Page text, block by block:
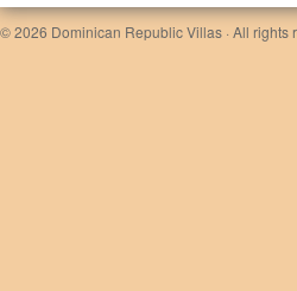
© 2026 Dominican Republic Villas · All rights